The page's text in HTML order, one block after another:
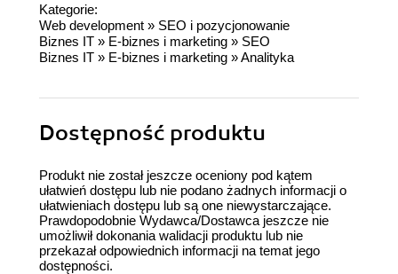
Kategorie:
Web development » SEO i pozycjonowanie
Biznes IT » E-biznes i marketing » SEO
Biznes IT » E-biznes i marketing »Analityka
Dostępność produktu
Produkt nie został jeszcze oceniony pod kątem
ułatwień dostępu lub nie podano żadnych informacji o
ułatwieniach dostępu lub są one niewystarczające.
Prawdopodobnie Wydawca/Dostawca jeszcze nie
umożliwił dokonania walidacji produktu lub nie
przekazał odpowiednich informacji na temat jego
dostępności.